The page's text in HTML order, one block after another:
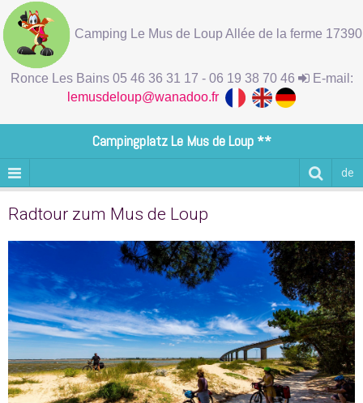
Camping Le Mus de Loup Allée de la ferme 17390
Ronce Les Bains 05 46 36 31 17 - 06 19 38 70 46
E-mail:
lemusdeloup@wanadoo.fr
Campingplatz Le Mus de Loup **
de
Radtour zum Mus de Loup